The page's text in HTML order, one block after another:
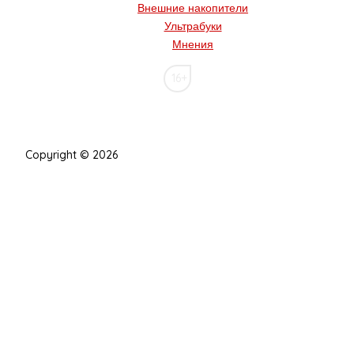
Внешние накопители
Ультрабуки
Мнения
Copyright © 2026